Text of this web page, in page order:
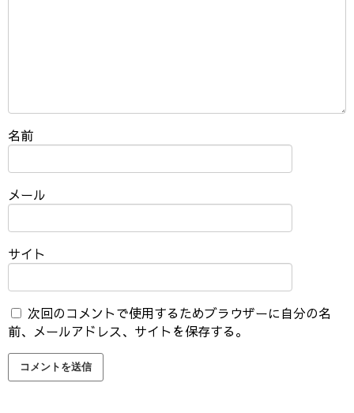
名前
メール
サイト
次回のコメントで使用するためブラウザーに自分の名
前、メールアドレス、サイトを保存する。